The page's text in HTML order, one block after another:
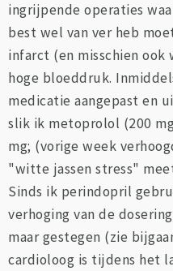
ingrijpende operaties
best wel van ver heb
infarct (en misschien ook
hoge bloeddruk.
medicatie aangepast en
slik ik metoprolol (200
mg; (vorige week
"witte jassen stress"
Sinds ik perindopril
verhoging van de
maar gestegen (zie
cardioloog is tijdens het